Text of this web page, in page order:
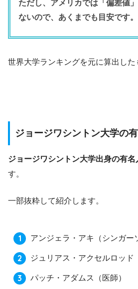
ただし、アメリカでは「偏差値
ないので、あくまでも目安です。
世界大学ランキングを元に算出した
ジョージワシントン大学の
ジョージワシントン大学出身の有名
す。
一部抜粋して紹介します。
アンジェラ・アキ（シンガー
ジュリアス・アクセルロッド
パッチ・アダムス（医師）